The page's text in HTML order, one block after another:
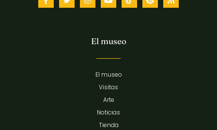
El museo
El museo
Visitas
Arte
Noticias
Tienda